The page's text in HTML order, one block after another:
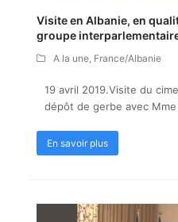
Visite en Albanie, en
groupe
A la une, France/Albanie
19 avril 2019.Visite du
dépôt de gerbe avec Mme
En savoir plus